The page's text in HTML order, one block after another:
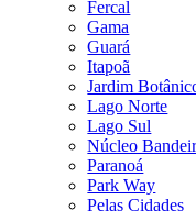
Fercal
Gama
Guará
Itapoã
Jardim
Lago Norte
Lago Sul
Núcleo
Paranoá
Park Way
Pelas Cidades